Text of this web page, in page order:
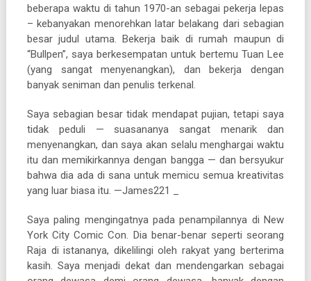
beberapa waktu di tahun 1970-an sebagai pekerja lepas
– kebanyakan menorehkan latar belakang dari sebagian
besar judul utama. Bekerja baik di rumah maupun di
“Bullpen”, saya berkesempatan untuk bertemu Tuan Lee
(yang sangat menyenangkan), dan bekerja dengan
banyak seniman dan penulis terkenal.
Saya sebagian besar tidak mendapat pujian, tetapi saya
tidak peduli — suasananya sangat menarik dan
menyenangkan, dan saya akan selalu menghargai waktu
itu dan memikirkannya dengan bangga — dan bersyukur
bahwa dia ada di sana untuk memicu semua kreativitas
yang luar biasa itu. —James221 _
Saya paling mengingatnya pada penampilannya di New
York City Comic Con. Dia benar-benar seperti seorang
Raja di istananya, dikelilingi oleh rakyat yang berterima
kasih. Saya menjadi dekat dan mendengarkan sebagai